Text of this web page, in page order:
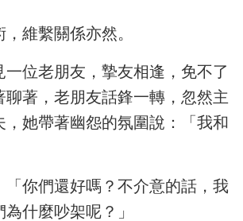
維繫關係亦然。
一位老朋友，摯友相逢，免不了
聊著，老朋友話鋒一轉，忽然主
，她帶著幽怨的氛圍說：「我和
「你們還好嗎？不介意的話，我
什麼吵架呢？」